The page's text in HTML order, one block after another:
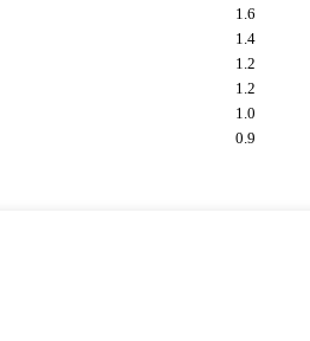
1.6
1.4
1.2
1.2
1.0
0.9